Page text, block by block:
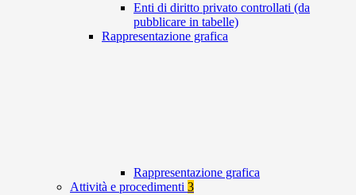
Enti di diritto privato controllati (da
pubblicare in tabelle)
Rappresentazione grafica
Rappresentazione grafica
Attività e procedimenti 3